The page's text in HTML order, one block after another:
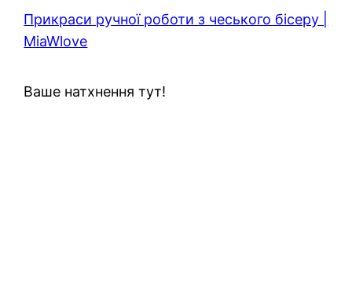
Прикраси ручної роботи з чеського бісеру |
MiaWlove
Ваше натхнення тут!